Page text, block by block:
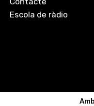
Escola de ràdio